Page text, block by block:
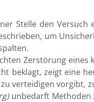
Stelle den
um
Zerstörung eines
beklagt, zeigt eine
verteidigen vorgibt,
unbedarft Methoden